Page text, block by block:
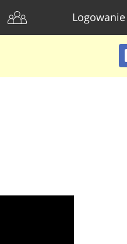
Logowanie